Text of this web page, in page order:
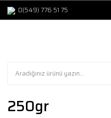
0(549) 776 51 75
250gr